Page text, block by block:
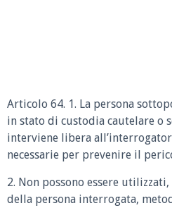
Articolo 64. 1. La persona
in stato di custodia cautelare o
interviene libera
necessarie per prevenire il
2. Non possono essere
della persona interrogata,